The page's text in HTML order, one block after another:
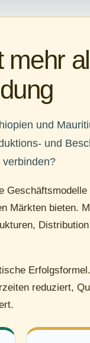
mehr
und
und
Märkten bieten.
reduziert,